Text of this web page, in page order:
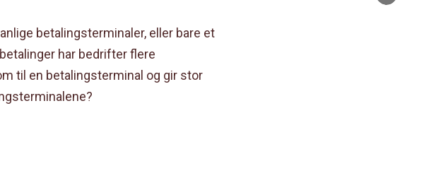
post
betalingsterminaler, eller bare et
har bedrifter flere
til en betalingsterminal og gir stor